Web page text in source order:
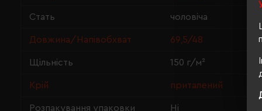
Стать чоловіча
Довжина/Напівобхват 69,5/48
Щільність 150 г/м²
Крій приталений
Розпакування упаковки Ні